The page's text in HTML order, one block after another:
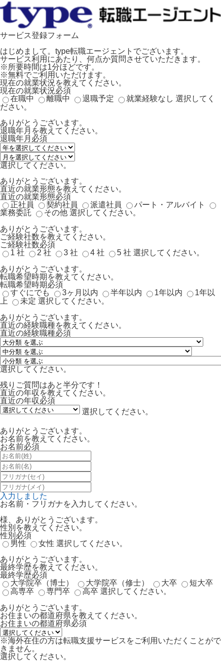
サービス登録フォーム
はじめまして。type転職エージェントでございます。
サービス利用にあたり、何点か質問させていただきます。
※所要時間は1分ほどです。
※無料でご利用いただけます。
現在の就業状況を教えてください。
現在の就業状況必須
在職中
離職中 退職予定 就業経験なし 選択してく
ださい。
ありがとうございます。
退職年月を教えてください。
退職年月 必須
選択してください。
ありがとうございます。
直近の就業形態を教えてください。
直近の就業形態必須
正社員
契約社員 派遣社員
パート・アルバイト
業務委託
その他 選択してください。
ありがとうございます。
ご経験社数を教えてください。
ご経験社数必須
1 社
2 社 3 社 4 社 5 社 選択してください。
ありがとうございます。
転職希望時期を教えてください。
転職希望時期必須
すぐにでも
3ヶ月以内 半年以内 1年以内
1年以
上
未定 選択してください。
ありがとうございます。
直近の経験職種を教えてください。
直近の経験職種必須
選択してください。
残りご質問はあと半分です！
直近の年収を教えてください。
直近の年収必須
選択してください。
ありがとうございます。
お名前を教えてください。
お名前必須
入力しました
お名前・フリガナを入力してください。
様、ありがとうございます。
性別を教えてください。
性別 必須
男性
女性 選択してください。
ありがとうございます。
最終学歴を教えてください。
最終学歴必須
大学院卒（博士）
大学院卒（修士） 大卒
短大卒
高専卒
専門卒 高卒 選択してください。
ありがとうございます。
お住まいの都道府県を教えてください。
お住まいの都道府県必須
※海外在住の方は転職支援サービスをご利用いただくことがで
きません。
選択してください。